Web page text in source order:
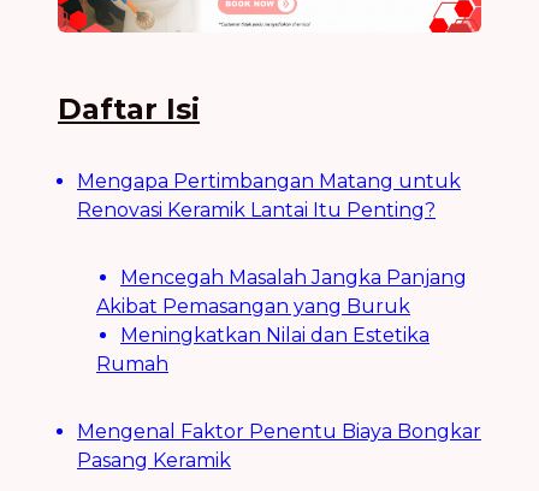
Daftar Isi
Mengapa Pertimbangan Matang untuk
Renovasi Keramik Lantai Itu Penting?
Mencegah Masalah Jangka Panjang
Akibat Pemasangan yang Buruk
Meningkatkan Nilai dan Estetika
Rumah
Mengenal Faktor Penentu Biaya Bongkar
Pasang Keramik